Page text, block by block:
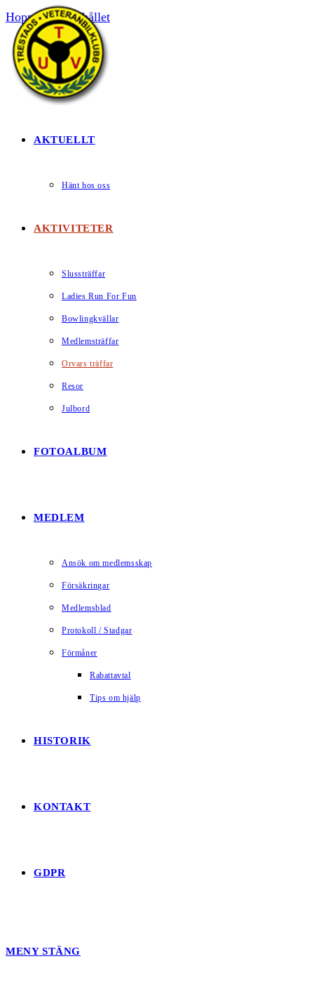
Hoppa till innehållet
HEM
AKTUELLT
Hänt hos oss
AKTIVITETER
Slussträffar
Ladies Run For Fun
Bowlingkvällar
Medlemsträffar
Orvars träffar
Resor
Julbord
FOTOALBUM
MEDLEM
Ansök om medlemsskap
Försäkringar
Medlemsblad
Protokoll / Stadgar
Förmåner
Rabattavtal
Tips om hjälp
HISTORIK
KONTAKT
GDPR
MENY STÄNG